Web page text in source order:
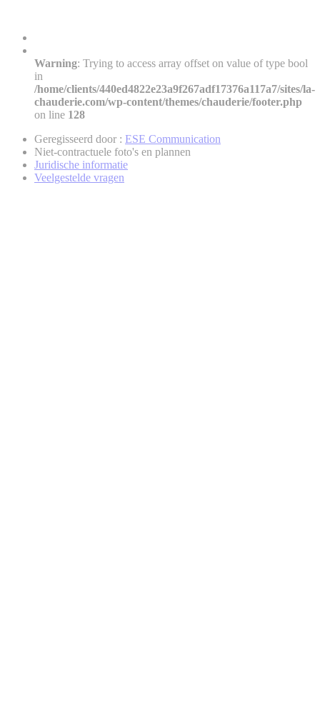
Warning: Trying to access array offset on value of type bool
in
/home/clients/440ed4822e23a9f267adf17376a117a7/sites/la-
chauderie.com/wp-content/themes/chauderie/footer.php
on line 128
Geregisseerd door : ESE Communication
Niet-contractuele foto's en plannen
Juridische informatie
Veelgestelde vragen